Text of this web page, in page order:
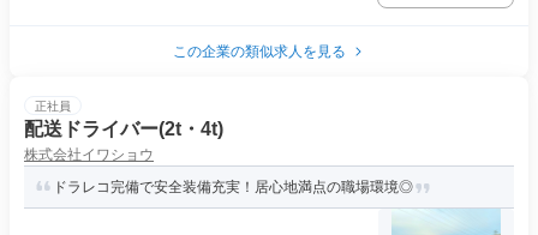
この企業の類似求人を見る
正社員
配送ドライバー(2t・4t)
株式会社イワショウ
ドラレコ完備で安全装備充実！居心地満点の職場環境◎